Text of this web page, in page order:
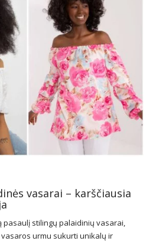
vasarai – karščiausia
pasaulį stilingų palaidinių vasarai,
urmu sukurti unikalų ir